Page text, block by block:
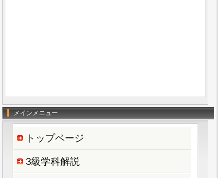
メインメニュー
トップページ
3級学科解説